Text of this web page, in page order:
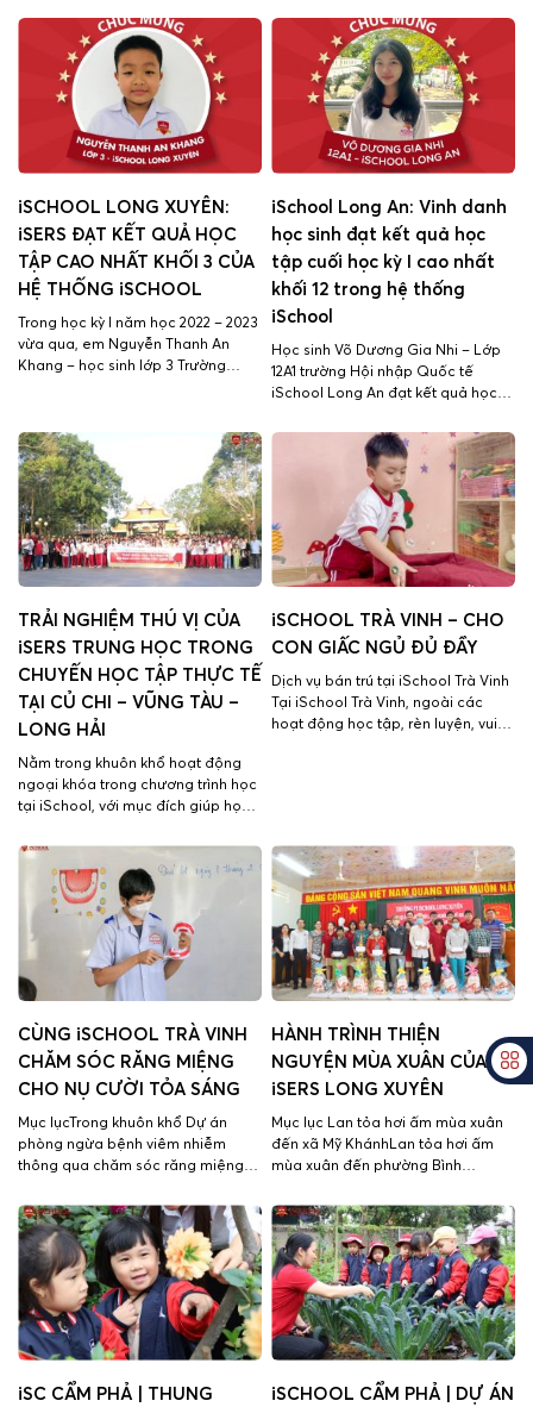
Chuỗi ngày hội trải nghiệm tại
iSchool Nha Trang Con vào lớp 1 –
Mốc sự kiện quan trọng đối với mỗi
gia đình […]
sinh hoạt với những hoạt động thú
vị. Qua việc kết hợp hoạt động
học tập và vui chơi, câu lạc bộ
giúp iSers […]
iSCHOOL LONG XUYÊN:
iSERS ĐẠT KẾT QUẢ HỌC
TẬP CAO NHẤT KHỐI 3 CỦA
HỆ THỐNG iSCHOOL
Trong học kỳ I năm học 2022 – 2023
vừa qua, em Nguyễn Thanh An
Khang – học sinh lớp 3 Trường
nhất khối 3 trong Hệ thống 14
Trường iSchool với số điểm trung
bình: 10.0 Kết quả học […]
iSchool Long An: Vinh danh
học sinh đạt kết quả học
tập cuối học kỳ I cao nhất
khối 12 trong hệ thống
iSchool
Học sinh Võ Dương Gia Nhi – Lớp
12A1 trường Hội nhập Quốc tế
iSchool Long An đạt kết quả học
trong hệ thống iSchool. Ngoài ra
Gia Nhi còn đạt được nhiều thành
tích khác như giải khuyến khích học
sinh giỏi văn hóa cấp […]
TRẢI NGHIỆM THÚ VỊ CỦA
iSERS TRUNG HỌC TRONG
CHUYẾN HỌC TẬP THỰC TẾ
TẠI CỦ CHI – VŨNG TÀU –
LONG HẢI
Nằm trong khuôn khổ hoạt động
ngoại khóa trong chương trình học
tại iSchool, với mục đích giúp học
môn, trải nghiệm thực tế và tạo
cảm hứng cho các iSers có động
lực để học tập, từ ngày 17/02/2022
đến 19/02/2023 các bạn iSers
Trung học đã có […]
iSCHOOL TRÀ VINH – CHO
CON GIẤC NGỦ ĐỦ ĐẦY
Dịch vụ bán trú tại iSchool Trà Vinh
Tại iSchool Trà Vinh, ngoài các
hoạt động học tập, rèn luyện, vui
CÙNG iSCHOOL TRÀ VINH
CHĂM SÓC RĂNG MIỆNG
CHO NỤ CƯỜI TỎA SÁNG
Mục lụcTrong khuôn khổ Dự án
phòng ngừa bệnh viêm nhiễm
thông qua chăm sóc răng miệng
Trà Vinh đợt 1 năm 2023, các bạn
nhỏ của chúng ta đã được anh chị
tại Khoa Răng Hàm Mặt trường Đại
học Trà Vinh ghé thăm và hướng
[…]
HÀNH TRÌNH THIỆN
NGUYỆN MÙA XUÂN CỦA
iSERS LONG XUYÊN
Mục lục Lan tỏa hơi ấm mùa xuân
đến xã Mỹ KhánhLan tỏa hơi ấm
mùa xuân đến phường Bình
đến xã Mỹ Hòa Hưng Để tình yêu
thương được lan tỏa đến mọi
người, iSchool đã phát động
chương trình thiện nguyện “Love
Harmony – Hòa nhịp yêu thương”.
[…]
iSC CẨM PHẢ | THUNG
iSCHOOL CẨM PHẢ | DỰ ÁN